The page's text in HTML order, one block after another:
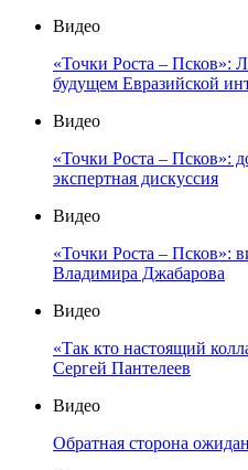
Видео
«Точки Роста – Псков»:
будущем Евразийской
Видео
«Точки Роста – Псков»:
экспертная дискуссия
Видео
«Точки Роста – Псков»:
Владимира Джабарова
Видео
«Так кто настоящий
Сергей Пантелеев
Видео
Обратная сторона